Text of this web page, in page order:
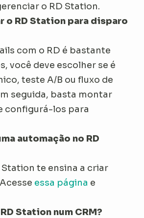
o RD Station.
o RD Station para disparo
com o RD é bastante
você deve escolher se é
teste A/B ou fluxo de
seguida, basta montar
configurá-los para
automação no RD
te ensina a criar
essa página e
Station num CRM?